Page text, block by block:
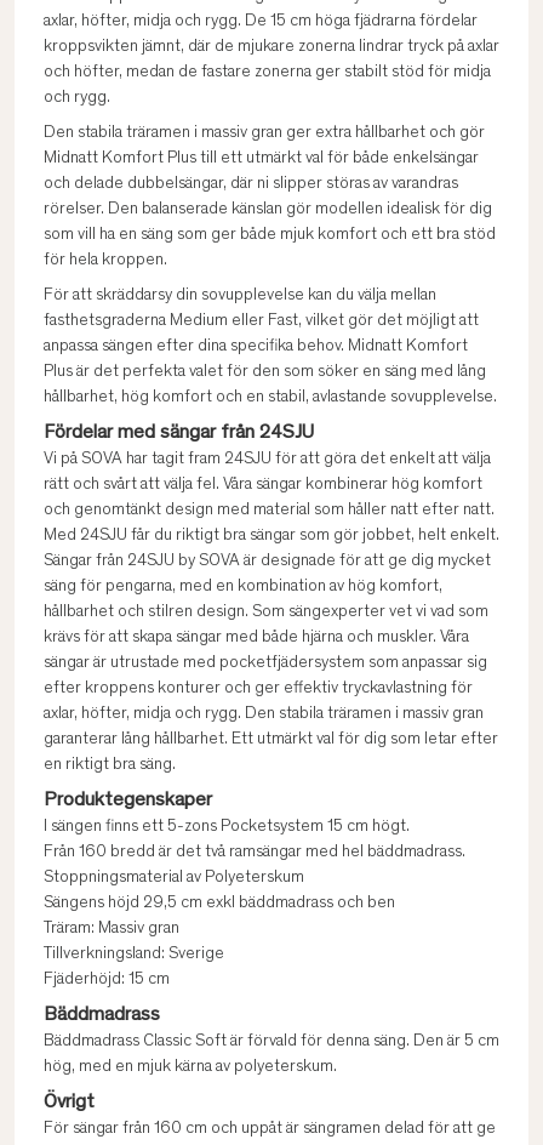
axlar, höfter, midja och rygg. De 15 cm höga fjädrarna fördelar
kroppsvikten jämnt, där de mjukare zonerna lindrar tryck på axlar
och höfter, medan de fastare zonerna ger stabilt stöd för midja
och rygg.
Den stabila träramen i massiv gran ger extra hållbarhet och gör
Midnatt Komfort Plus till ett utmärkt val för både enkelsängar
och delade dubbelsängar, där ni slipper störas av varandras
rörelser. Den balanserade känslan gör modellen idealisk för dig
som vill ha en säng som ger både mjuk komfort och ett bra stöd
för hela kroppen.
För att skräddarsy din sovupplevelse kan du välja mellan
fasthetsgraderna Medium eller Fast, vilket gör det möjligt att
anpassa sängen efter dina specifika behov. Midnatt Komfort
Plus är det perfekta valet för den som söker en säng med lång
hållbarhet, hög komfort och en stabil, avlastande sovupplevelse.
Fördelar med sängar från 24SJU
Vi på SOVA har tagit fram 24SJU för att göra det enkelt att välja
rätt och svårt att välja fel. Våra sängar kombinerar hög komfort
och genomtänkt design med material som håller natt efter natt.
Med 24SJU får du riktigt bra sängar som gör jobbet, helt enkelt.
Sängar från 24SJU by SOVA är designade för att ge dig mycket
säng för pengarna, med en kombination av hög komfort,
hållbarhet och stilren design. Som sängexperter vet vi vad som
krävs för att skapa sängar med både hjärna och muskler. Våra
sängar är utrustade med pocketfjädersystem som anpassar sig
efter kroppens konturer och ger effektiv tryckavlastning för
axlar, höfter, midja och rygg. Den stabila träramen i massiv gran
garanterar lång hållbarhet. Ett utmärkt val för dig som letar efter
en riktigt bra säng.
Produktegenskaper
I sängen finns ett 5-zons Pocketsystem 15 cm högt.
Från 160 bredd är det två ramsängar med hel bäddmadrass.
Stoppningsmaterial av Polyeterskum
Sängens höjd 29,5 cm exkl bäddmadrass och ben
Träram: Massiv gran
Tillverkningsland: Sverige
Fjäderhöjd: 15 cm
Bäddmadrass
Bäddmadrass Classic Soft är förvald för denna säng. Den är 5 cm
hög, med en mjuk kärna av polyeterskum.
Övrigt
För sängar från 160 cm och uppåt är sängramen delad för att ge